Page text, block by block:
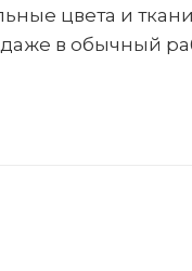
цвета и
в обычный